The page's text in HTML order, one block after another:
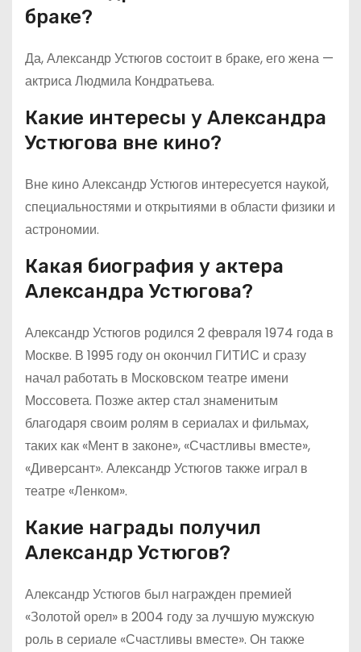
браке?
Да, Александр Устюгов состоит в браке, его жена —
актриса Людмила Кондратьева.
Какие интересы у Александра
Устюгова вне кино?
Вне кино Александр Устюгов интересуется наукой,
специальностями и открытиями в области физики и
астрономии.
Какая биография у актера
Александра Устюгова?
Александр Устюгов родился 2 февраля 1974 года в
Москве. В 1995 году он окончил ГИТИС и сразу
начал работать в Московском театре имени
Моссовета. Позже актер стал знаменитым
благодаря своим ролям в сериалах и фильмах,
таких как «Мент в законе», «Счастливы вместе»,
«Диверсант». Александр Устюгов также играл в
театре «Ленком».
Какие награды получил
Александр Устюгов?
Александр Устюгов был награжден премией
«Золотой орел» в 2004 году за лучшую мужскую
роль в сериале «Счастливы вместе». Он также